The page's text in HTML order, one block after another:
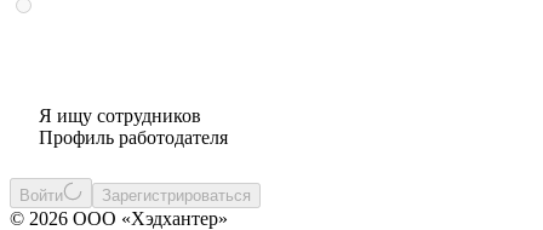
Я ищу сотрудников
Профиль работодателя
Войти Зарегистрироваться
© 2026 ООО «Хэдхантер»